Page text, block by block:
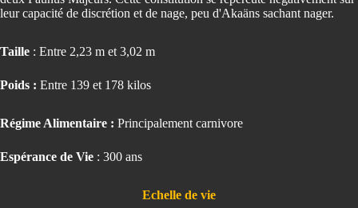
leur capacité de discrétion et de nage, peu d'Akaäns sachant nager.
Taille : Entre 2,23 m et 3,02 m
Poids : Entre 139 et 178 kilos
Régime Alimentaire : Principalement carnivore
Espérance de Vie : 300 ans
Echelle de vie